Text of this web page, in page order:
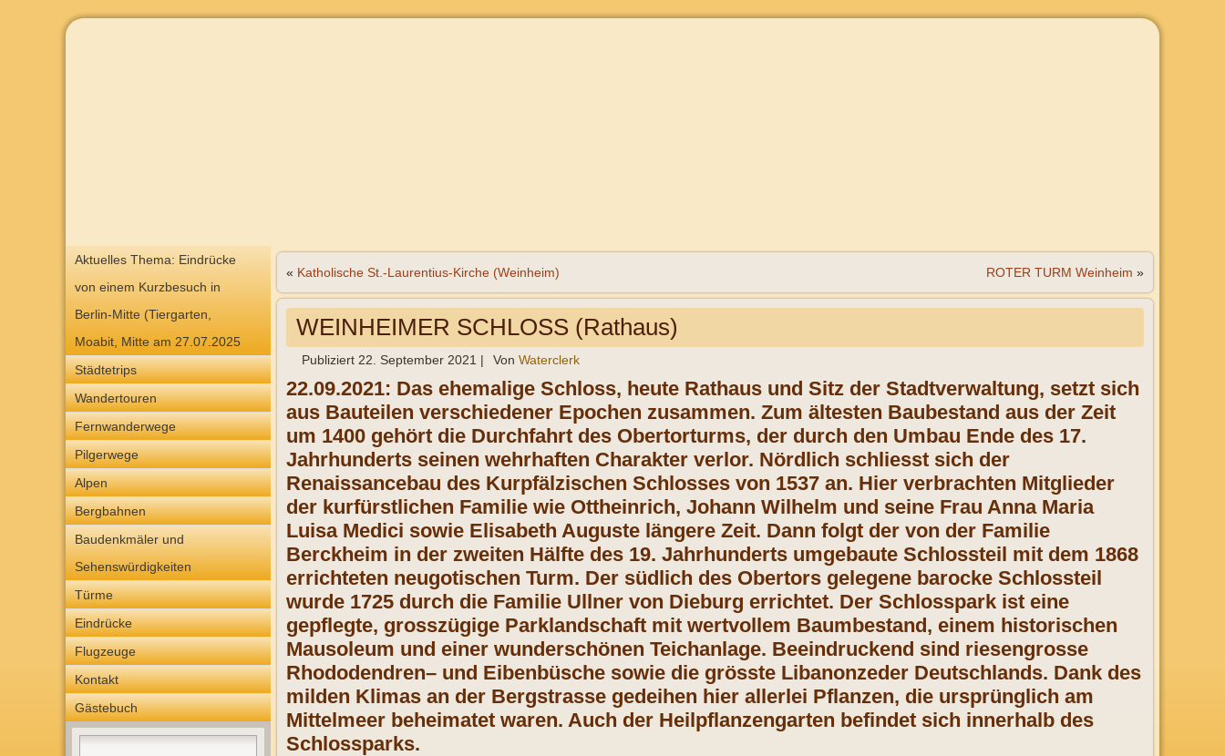
Aktuelles Thema: Eindrücke
von einem Kurzbesuch in
Berlin-Mitte (Tiergarten,
Moabit, Mitte am 27.07.2025
Städtetrips
Wandertouren
Fernwanderwege
Pilgerwege
Alpen
Bergbahnen
Baudenkmäler und
Sehenswürdigkeiten
Türme
Eindrücke
Flugzeuge
Kontakt
Gästebuch
« Katholische St.-Laurentius-Kirche (Weinheim) ROTER TURM Weinheim »
WEINHEIMER SCHLOSS (Rathaus)
Publiziert 22. September 2021 | Von Waterclerk
22.09.2021: Das ehemalige Schloss, heute Rathaus und Sitz der Stadtverwaltung, setzt sich
aus Bauteilen verschiedener Epochen zusammen. Zum ältesten Baubestand aus der Zeit
um 1400 gehört die Durchfahrt des Obertorturms, der durch den Umbau Ende des 17.
Jahrhunderts seinen wehrhaften Charakter verlor. Nördlich schliesst sich der
Renaissancebau des Kurpfälzischen Schlosses von 1537 an. Hier verbrachten Mitglieder
der kurfürstlichen Familie wie Ottheinrich, Johann Wilhelm und seine Frau Anna Maria
Luisa Medici sowie Elisabeth Auguste längere Zeit. Dann folgt der von der Familie
Berckheim in der zweiten Hälfte des 19. Jahrhunderts umgebaute Schlossteil mit dem 1868
errichteten neugotischen Turm. Der südlich des Obertors gelegene barocke Schlossteil
wurde 1725 durch die Familie Ullner von Dieburg errichtet. Der Schlosspark ist eine
gepflegte, grosszügige Parklandschaft mit wertvollem Baumbestand, einem historischen
Mausoleum und einer wunderschönen Teichanlage. Beeindruckend sind riesengrosse
Rhododendren– und Eibenbüsche sowie die grösste Libanonzeder Deutschlands. Dank des
milden Klimas an der Bergstrasse gedeihen hier allerlei Pflanzen, die ursprünglich am
Mittelmeer beheimatet waren. Auch der Heilpflanzengarten befindet sich innerhalb des
Schlossparks.